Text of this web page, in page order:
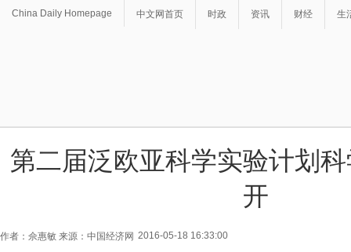
China Daily Homepage 中文网首页 时政 资讯 财经 生
第二届泛欧亚科学实验计划
开
作者：佘惠敏 来源：中国经济网 2016-05-18 16:33:00